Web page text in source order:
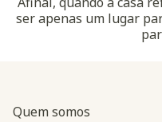
ser apenas um lugar
Quem somos